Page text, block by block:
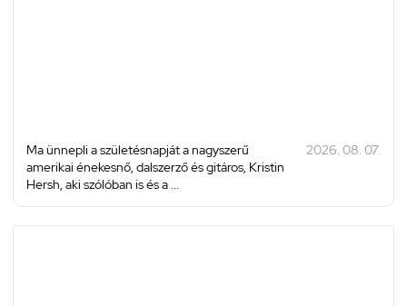
Ma ünnepli a születésnapját a nagyszerű
amerikai énekesnő, dalszerző és gitáros, Kristin
Hersh, aki szólóban is és a ...
2026. 08. 07.